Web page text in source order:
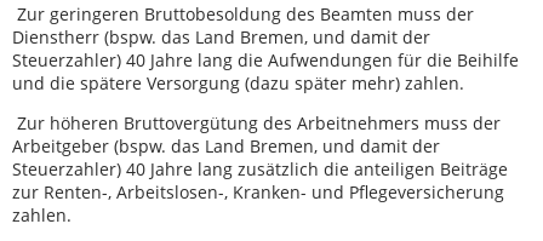
Zur geringeren Bruttobesoldung des Beamten muss der
Dienstherr (bspw. das Land Bremen, und damit der
Steuerzahler) 40 Jahre lang die Aufwendungen für die Beihilfe
und die spätere Versorgung (dazu später mehr) zahlen.
Zur höheren Bruttovergütung des Arbeitnehmers muss der
Arbeitgeber (bspw. das Land Bremen, und damit der
Steuerzahler) 40 Jahre lang zusätzlich die anteiligen Beiträge
zur Renten-, Arbeitslosen-, Kranken- und Pflegeversicherung
zahlen.